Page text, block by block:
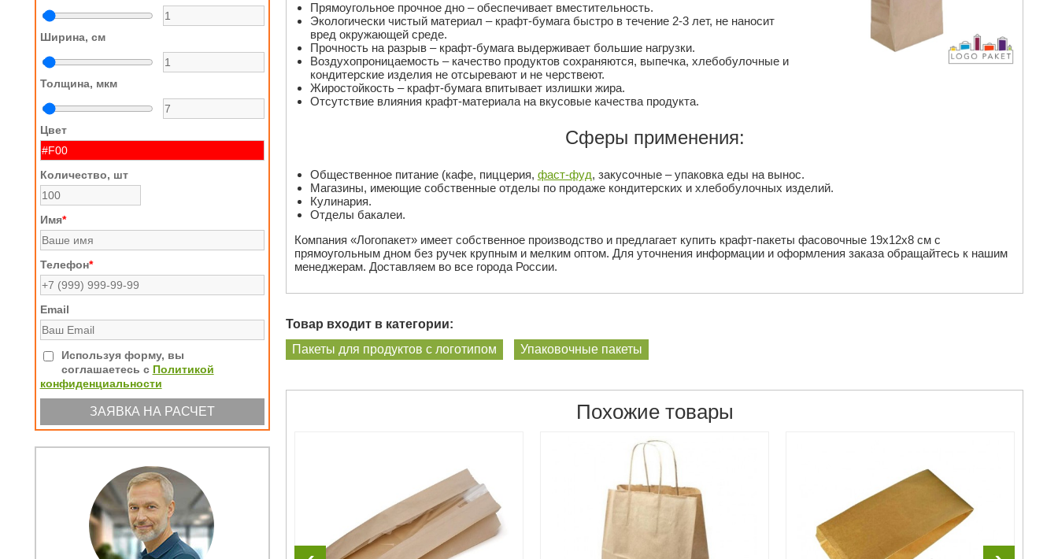
Ширина, см
Толщина, мкм
Цвет
Количество, шт
Имя*
Телефон*
Email
Используя форму, вы
соглашаетесь с Политикой
конфиденциальности
Прямоугольное прочное дно – обеспечивает вместительность.
Экологически чистый материал – крафт-бумага быстро в течение 2-3 лет, не наносит
вред окружающей среде.
Прочность на разрыв – крафт-бумага выдерживает большие нагрузки.
Воздухопроницаемость – качество продуктов сохраняются, выпечка, хлебобулочные и
кондитерские изделия не отсыревают и не черствеют.
Жиростойкость – крафт-бумага впитывает излишки жира.
Отсутствие влияния крафт-материала на вкусовые качества продукта.
Сферы применения:
Общественное питание (кафе, пиццерия, фаст-фуд, закусочные – упаковка еды на вынос.
Магазины, имеющие собственные отделы по продаже кондитерских и хлебобулочных изделий.
Кулинария.
Отделы бакалеи.
Компания «Логопакет» имеет собственное производство и предлагает купить крафт-пакеты фасовочные 19х12х8 см с
прямоугольным дном без ручек крупным и мелким оптом. Для уточнения информации и оформления заказа обращайтесь к нашим
менеджерам. Доставляем во все города России.
Товар входит в категории:
Пакеты для продуктов с логотипом
Упаковочные пакеты
Похожие товары